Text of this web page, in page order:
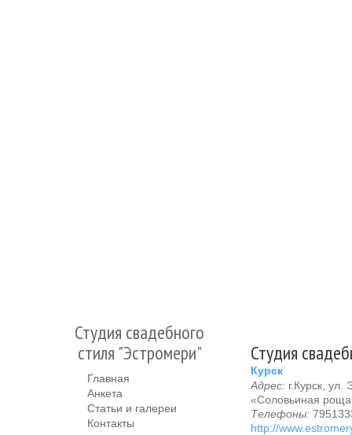
Студия свадебного
стиля "Эстромери"
Главная
Анкета
Статьи и галереи
Контакты
Студия
Курск
Адрес: г.Курск,
«Соловьиная
Телефоны:
http://